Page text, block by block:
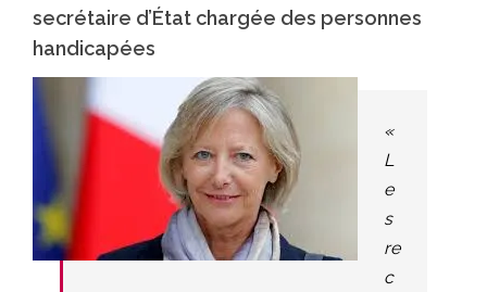
secrétaire d’État chargée des personnes
handicapées
«
L
e
s
re
c